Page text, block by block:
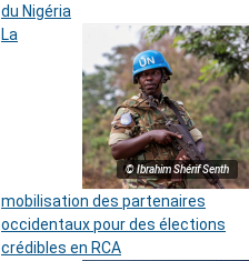
du Nigéria
© Ibrahim Shérif Senth
La
mobilisation des partenaires
occidentaux pour des élections
crédibles en RCA